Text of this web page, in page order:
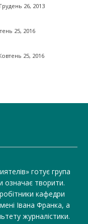
26, 2013
25, 2016
25, 2016
готує група
означає творити.
кафедри
Івана Франка, а
журналістики.